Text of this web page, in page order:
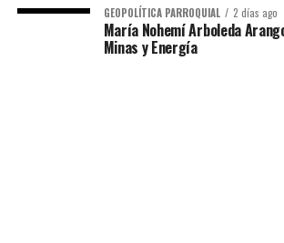
GEOPOLÍTICA PARROQUIAL 2 días ago
María Nohemí Arboleda
Minas y Energía